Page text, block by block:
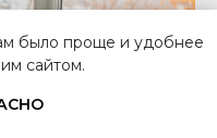
было проще и удобнее
сайтом.